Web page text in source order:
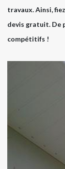
travaux. Ainsi,
devis gratuit. De
compétitifs !